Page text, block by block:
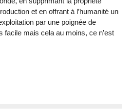
et en offrant à l’humanité un
par une poignée de
facile mais cela au moins, ce n’est